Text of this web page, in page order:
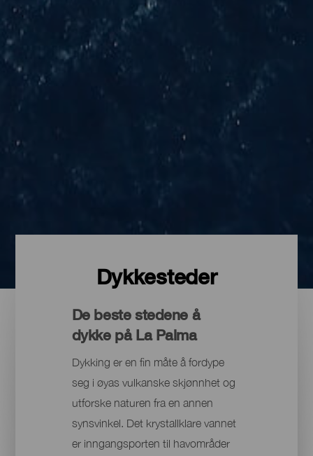
Dykkesteder
De beste stedene å
dykke på La Palma
Dykking er en fin måte å fordype
seg i øyas vulkanske skjønnhet og
utforske naturen fra en annen
synsvinkel. Det krystallklare vannet
er inngangsporten til havområder